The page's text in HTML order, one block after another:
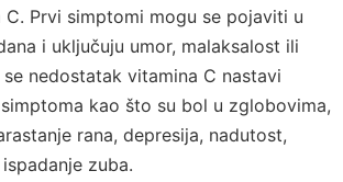
Prvi simptomi mogu se pojaviti u
i uključuju umor, malaksalost ili
nedostatak vitamina C nastavi
kao što su bol u zglobovima,
rana, depresija, nadutost,
zuba.